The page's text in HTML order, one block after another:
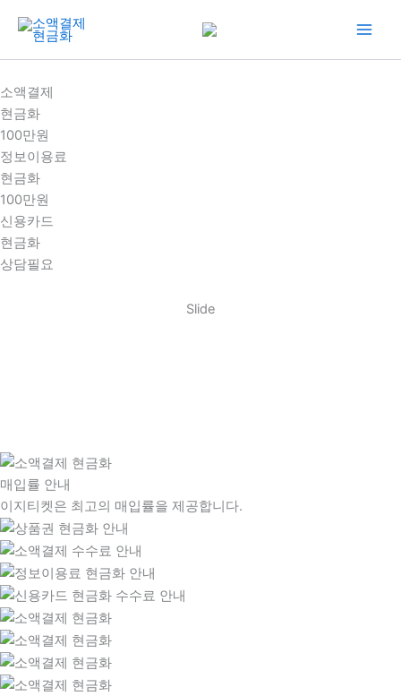
건
너
뛰
기
소액결제
현금화
100만원
정보이용료
현금화
100만원
신용카드
현금화
상담필요
Slide
매입률 안내
이지티켓은 최고의 매입률을 제공합니다.